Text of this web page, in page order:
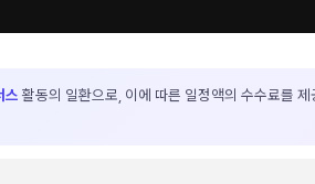
스 활동의 일환으로, 이에 따른 일정액의 수수료를